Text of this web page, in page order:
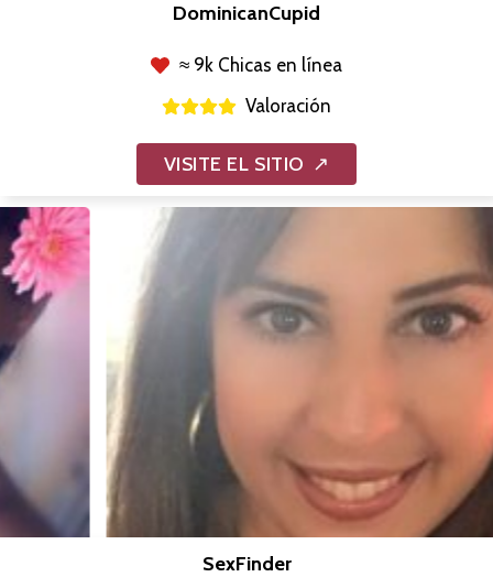
DominicanCupid
≈ 9k Chicas en línea
Valoración
VISITE EL SITIO
SexFinder